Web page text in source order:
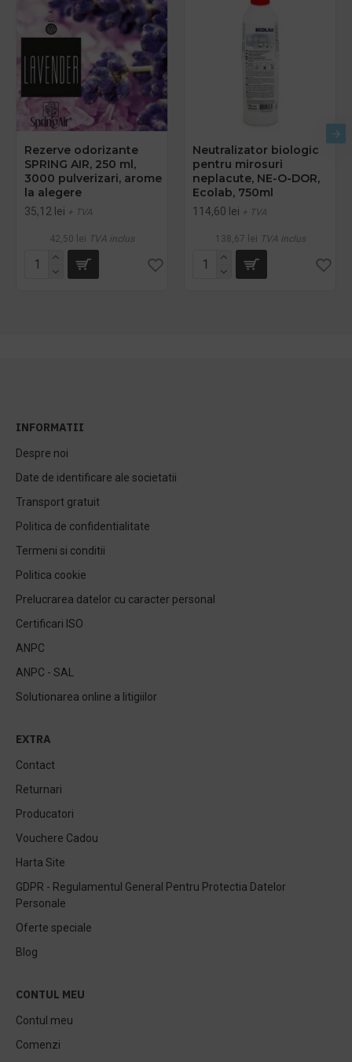
Rezerve odorizante
SPRING AIR, 250 ml,
3000 pulverizari, arome
la alegere
35,12 lei + TVA
42,50 lei TVA inclus
Neutralizator biologic
pentru mirosuri
neplacute, NE-O-DOR,
Ecolab, 750ml
114,60 lei + TVA
138,67 lei TVA inclus
INFORMATII
Despre noi
Date de identificare ale societatii
Transport gratuit
Politica de confidentialitate
Termeni si conditii
Politica cookie
Prelucrarea datelor cu caracter personal
Certificari ISO
ANPC
ANPC - SAL
Solutionarea online a litigiilor
EXTRA
Contact
Returnari
Producatori
Vouchere Cadou
Harta Site
GDPR - Regulamentul General Pentru Protectia Datelor
Personale
Oferte speciale
Blog
CONTUL MEU
Contul meu
Comenzi